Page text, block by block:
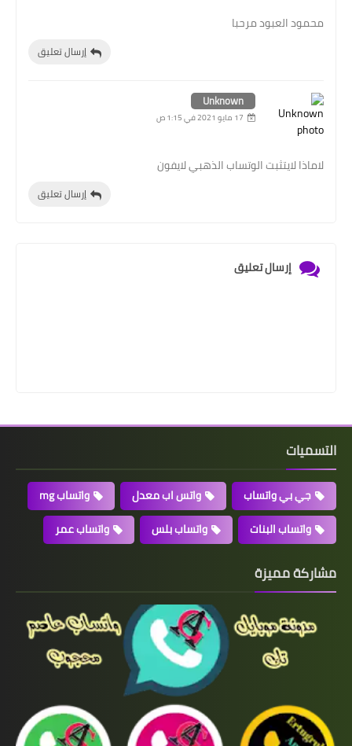
محمود العبود مرحبا
إرسال تعليق
Unknown
17 مايو 2021 في 1:15 ص
لاماذا لايتثبت الوتساب الذهبي لايفون
إرسال تعليق
إرسال تعليق
التسميات
جي بي واتساب واتس اب معدل
واتساب mg
واتساب البنات
واتساب بلس واتساب عمر
مشاركة مميزة